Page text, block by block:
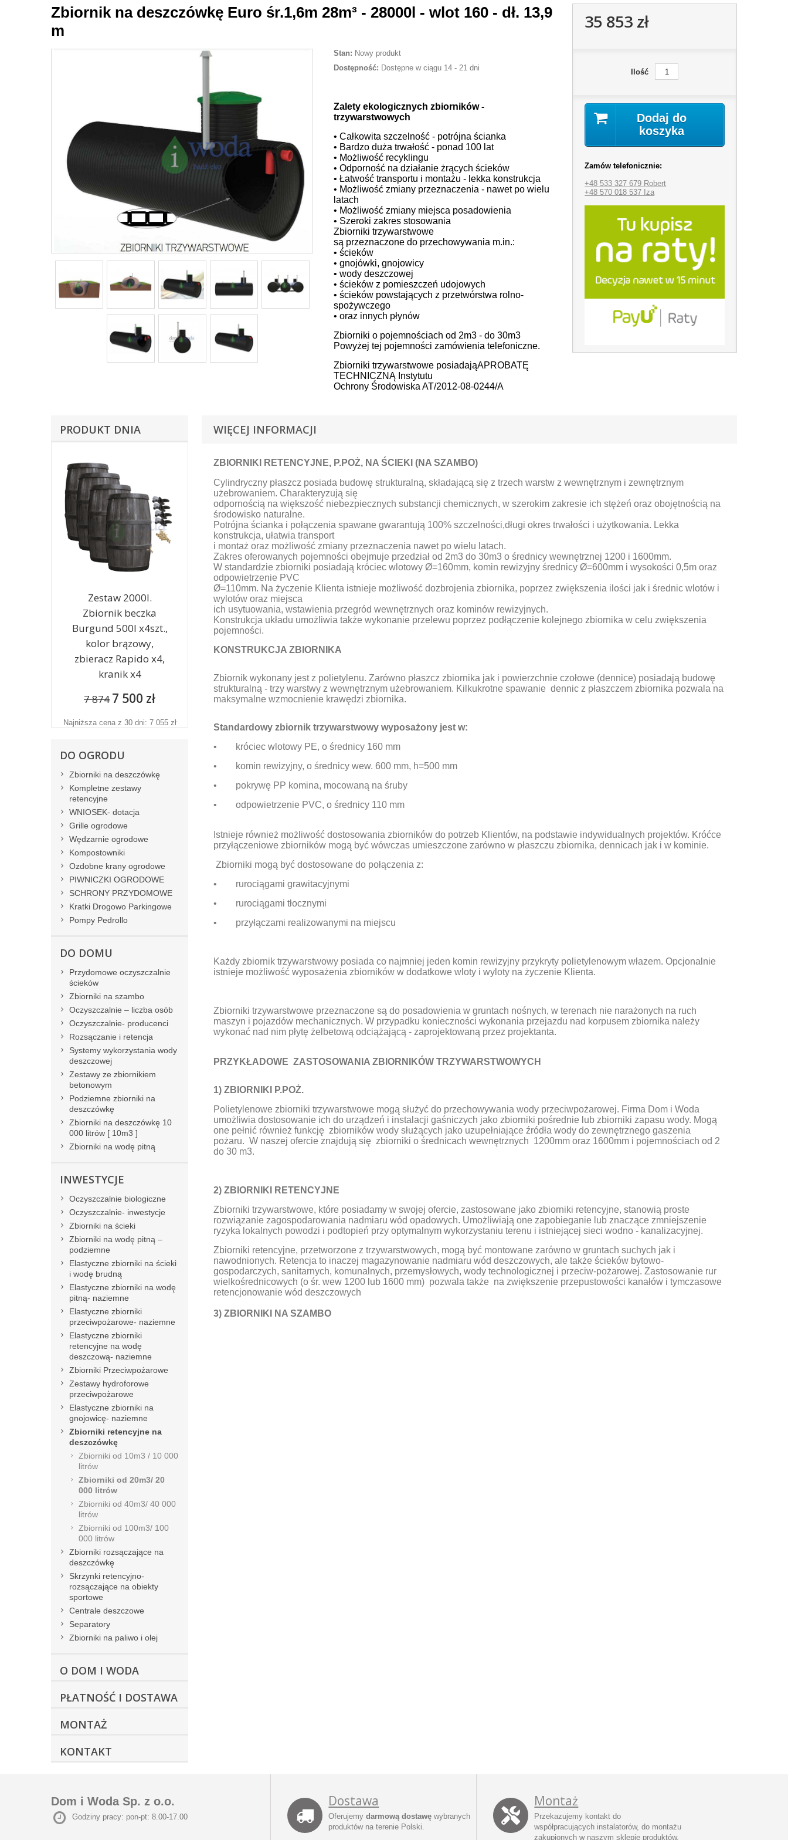
Zbiornik na deszczówkę Euro śr.1,6m 28m³ - 28000l - wlot 160 - dł. 13,9
m
Stan: Nowy produkt
Dostępność: Dostępne w ciągu 14 - 21 dni
Zalety ekologicznych zbiorników -
trzywarstwowych
• Całkowita szczelność - potrójna ścianka
• Bardzo duża trwałość - ponad 100 lat
• Możliwość recyklingu
• Odporność na działanie żrących ścieków
• Łatwość transportu i montażu - lekka konstrukcja
• Możliwość zmiany przeznaczenia - nawet po wielu
latach
• Możliwość zmiany miejsca posadowienia
• Szeroki zakres stosowania
Zbiorniki trzywarstwowe
są przeznaczone do przechowywania m.in.:
• ścieków
• gnojówki, gnojowicy
• wody deszczowej
• ścieków z pomieszczeń udojowych
• ścieków powstających z przetwórstwa rolno-
spożywczego
• oraz innych płynów
Zbiorniki o pojemnościach od 2m3 - do 30m3
Powyżej tej pojemności zamówienia telefoniczne.
Zbiorniki trzywarstwowe posiadająAPROBATĘ
TECHNICZNĄ Instytutu
Ochrony Środowiska AT/2012-08-0244/A
35 853 zł
Ilość
Dodaj do
koszyka
Zamów telefonicznie:
+48 533 327 679 Robert
+48 570 018 537 Iza
WIĘCEJ INFORMACJI
ZBIORNIKI RETENCYJNE, P.POŻ, NA ŚCIEKI (NA SZAMBO)
Cylindryczny płaszcz posiada budowę strukturalną, składającą się z trzech warstw z wewnętrznym i zewnętrznym
użebrowaniem. Charakteryzują się
odpornością na większość niebezpiecznych substancji chemicznych, w szerokim zakresie ich stężeń oraz obojętnością na
środowisko naturalne.
Potrójna ścianka i połączenia spawane gwarantują 100% szczelności,długi okres trwałości i użytkowania. Lekka
konstrukcja, ułatwia transport
i montaż oraz możliwość zmiany przeznaczenia nawet po wielu latach.
Zakres oferowanych pojemności obejmuje przedział od 2m3 do 30m3 o średnicy wewnętrznej 1200 i 1600mm.
W standardzie zbiorniki posiadają króciec wlotowy Ø=160mm, komin rewizyjny średnicy Ø=600mm i wysokości 0,5m oraz
odpowietrzenie PVC
Ø=110mm. Na życzenie Klienta istnieje możliwość dozbrojenia zbiornika, poprzez zwiększenia ilości jak i średnic wlotów i
wylotów oraz miejsca
ich usytuowania, wstawienia przegród wewnętrznych oraz kominów rewizyjnych.
Konstrukcja układu umożliwia także wykonanie przelewu poprzez podłączenie kolejnego zbiornika w celu zwiększenia
pojemności.
KONSTRUKCJA ZBIORNIKA
Zbiornik wykonany jest z polietylenu. Zarówno płaszcz zbiornika jak i powierzchnie czołowe (dennice) posiadają budowę
strukturalną - trzy warstwy z wewnętrznym użebrowaniem. Kilkukrotne spawanie dennic z płaszczem zbiornika pozwala na
maksymalne wzmocnienie krawędzi zbiornika.
Standardowy zbiornik trzywarstwowy wyposażony jest w:
• króciec wlotowy PE, o średnicy 160 mm
• komin rewizyjny, o średnicy wew. 600 mm, h=500 mm
• pokrywę PP komina, mocowaną na śruby
• odpowietrzenie PVC, o średnicy 110 mm
Istnieje również możliwość dostosowania zbiorników do potrzeb Klientów, na podstawie indywidualnych projektów. Króćce
przyłączeniowe zbiorników mogą być wówczas umieszczone zarówno w płaszczu zbiornika, dennicach jak i w kominie.
Zbiorniki mogą być dostosowane do połączenia z:
• rurociągami grawitacyjnymi
• rurociągami tłocznymi
• przyłączami realizowanymi na miejscu
Każdy zbiornik trzywarstwowy posiada co najmniej jeden komin rewizyjny przykryty polietylenowym włazem. Opcjonalnie
istnieje możliwość wyposażenia zbiorników w dodatkowe wloty i wyloty na życzenie Klienta.
Zbiorniki trzywarstwowe przeznaczone są do posadowienia w gruntach nośnych, w terenach nie narażonych na ruch
maszyn i pojazdów mechanicznych. W przypadku konieczności wykonania przejazdu nad korpusem zbiornika należy
wykonać nad nim płytę żelbetową odciążającą - zaprojektowaną przez projektanta.
PRZYKŁADOWE ZASTOSOWANIA ZBIORNIKÓW TRZYWARSTWOWYCH
1) ZBIORNIKI P.POŻ.
Polietylenowe zbiorniki trzywarstwowe mogą służyć do przechowywania wody przeciwpożarowej. Firma Dom i Woda
umożliwia dostosowanie ich do urządzeń i instalacji gaśniczych jako zbiorniki pośrednie lub zbiorniki zapasu wody. Mogą
one pełnić również funkcję zbiorników wody służących jako uzupełniające źródła wody do zewnętrznego gaszenia
pożaru. W naszej ofercie znajdują się zbiorniki o średnicach wewnętrznych 1200mm oraz 1600mm i pojemnościach od 2
do 30 m3.
2) ZBIORNIKI RETENCYJNE
Zbiorniki trzywarstwowe, które posiadamy w swojej ofercie, zastosowane jako zbiorniki retencyjne, stanowią proste
rozwiązanie zagospodarowania nadmiaru wód opadowych. Umożliwiają one zapobieganie lub znaczące zmniejszenie
ryzyka lokalnych powodzi i podtopień przy optymalnym wykorzystaniu terenu i istniejącej sieci wodno - kanalizacyjnej.
Zbiorniki retencyjne, przetworzone z trzywarstwowych, mogą być montowane zarówno w gruntach suchych jak i
nawodnionych. Retencja to inaczej magazynowanie nadmiaru wód deszczowych, ale także ścieków bytowo-
gospodarczych, sanitarnych, komunalnych, przemysłowych, wody technologicznej i przeciw-pożarowej. Zastosowanie rur
wielkośrednicowych (o śr. wew 1200 lub 1600 mm) pozwala także na zwiększenie przepustowości kanałów i tymczasowe
retencjonowanie wód deszczowych
3) ZBIORNIKI NA SZAMBO
PRODUKT DNIA
Zestaw 2000l.
Zbiornik beczka
Burgund 500l x4szt.,
kolor brązowy,
zbieracz Rapido x4,
kranik x4
7 874 7 500 zł
Najniższa cena z 30 dni: 7 055 zł
DO OGRODU
Zbiorniki na deszczówkę
Kompletne zestawy
retencyjne
WNIOSEK- dotacja
Grille ogrodowe
Wędzarnie ogrodowe
Kompostowniki
Ozdobne krany ogrodowe
PIWNICZKI OGRODOWE
SCHRONY PRZYDOMOWE
Kratki Drogowo Parkingowe
Pompy Pedrollo
DO DOMU
Przydomowe oczyszczalnie
ścieków
Zbiorniki na szambo
Oczyszczalnie – liczba osób
Oczyszczalnie- producenci
Rozsączanie i retencja
Systemy wykorzystania wody
deszczowej
Zestawy ze zbiornikiem
betonowym
Podziemne zbiorniki na
deszczówkę
Zbiorniki na deszczówkę 10
000 litrów [ 10m3 ]
Zbiorniki na wodę pitną
INWESTYCJE
Oczyszczalnie biologiczne
Oczyszczalnie- inwestycje
Zbiorniki na ścieki
Zbiorniki na wodę pitną –
podziemne
Elastyczne zbiorniki na ścieki
i wodę brudną
Elastyczne zbiorniki na wodę
pitną- naziemne
Elastyczne zbiorniki
przeciwpożarowe- naziemne
Elastyczne zbiorniki
retencyjne na wodę
deszczową- naziemne
Zbiorniki Przeciwpożarowe
Zestawy hydroforowe
przeciwpożarowe
Elastyczne zbiorniki na
gnojowicę- naziemne
Zbiorniki retencyjne na
deszczówkę
Zbiorniki od 10m3 / 10 000
litrów
Zbiorniki od 20m3/ 20
000 litrów
Zbiorniki od 40m3/ 40 000
litrów
Zbiorniki od 100m3/ 100
000 litrów
Zbiorniki rozsączające na
deszczówkę
Skrzynki retencyjno-
rozsączające na obiekty
sportowe
Centrale deszczowe
Separatory
Zbiorniki na paliwo i olej
O DOM I WODA
PŁATNOŚĆ I DOSTAWA
MONTAŻ
KONTAKT
Dom i Woda Sp. z o.o.
Godziny pracy: pon-pt: 8.00-17.00
Dostawa
Oferujemydarmową dostawę wybranych
produktów na terenie Polski.
Montaż
Przekazujemy kontakt do
współpracujących instalatorów, do montażu
zakupionych w naszym sklepie produktów.